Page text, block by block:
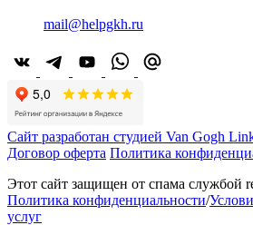
mail@helpgkh.ru
Сайт разработан студией Van Gogh
Договор оферта Политика
Этот сайт защищен от спама службой
Политика конфиденциальности/
услуг